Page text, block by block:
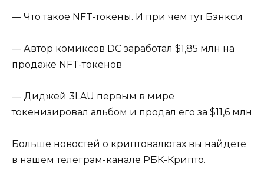
— Что такое NFT-токены. И при чем тут Бэнкси
— Автор комиксов DC заработал $1,85 млн на
продаже NFT-токенов
— Диджей 3LAU первым в мире
токенизировал альбом и продал его за $11,6 млн
Больше новостей о криптовалютах вы найдете
в нашем телеграм-канале РБК-Крипто.